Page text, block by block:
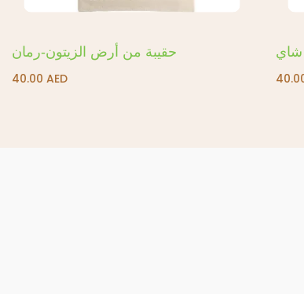
حقيبة من أرض الزيتون-رمان
40.00 AED
شاي